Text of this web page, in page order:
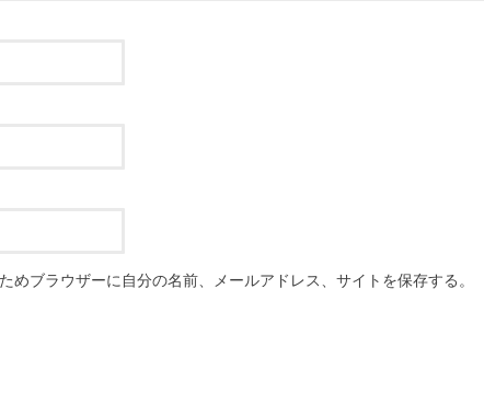
めブラウザーに自分の名前、メールアドレス、サイトを保存する。